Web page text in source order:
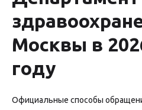
Москвы в
году
Официальные способы